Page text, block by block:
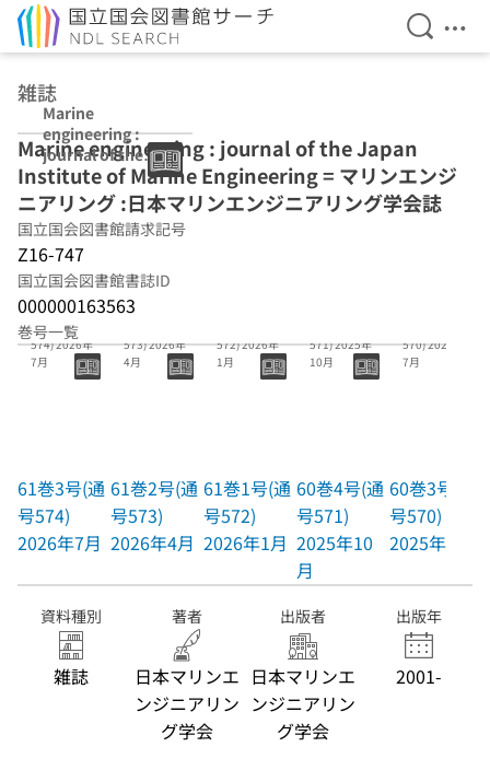
検索を
メ
雑誌
Marine
engineering :
journal of the
Japan Institute
of Marine
Engineering
Marine engineering : journal of the Japan
Institute of Marine Engineering = マリンエンジ
ニアリング :日本マリンエンジニアリング学会誌
国立国会図書館請求記号
Z16-747
国立国会図書館書誌ID
000000163563
巻号一覧
61巻3号(通号
574) 2026年
7月
61巻3号(通
号574)
2026年7月
573) 2026年
4月
61巻2号(通
号573)
2026年4月
572) 2026年
1月
61巻1号(通
号572)
2026年1月
571) 2025年
10月
60巻4号(通
号571)
2025年10
月
570) 2025年
7月
60巻3号(通
号570)
2025年7月
資料種別
雑誌
著者
日本マリンエ
ンジニアリン
グ学会
出版者
日本マリンエ
ンジニアリン
グ学会
出版年
2001-